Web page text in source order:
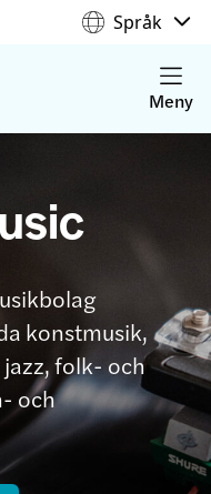
Språk
Meny
konstmusik,
folk- och
och